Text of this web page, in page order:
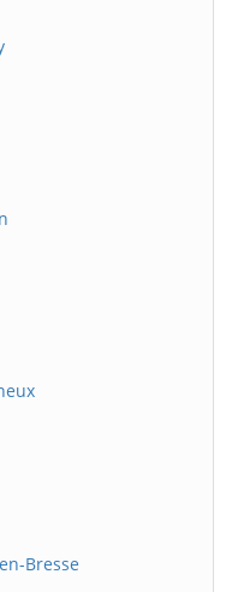
Bresse